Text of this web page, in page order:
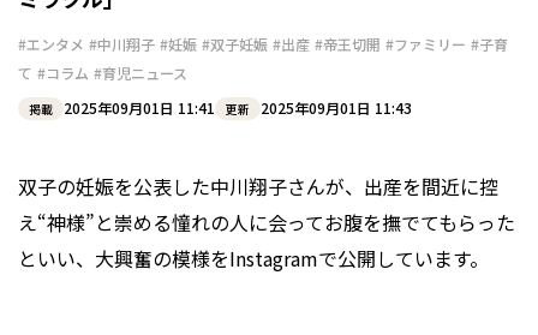
#エンタメ #中川翔子 #妊娠 #双子妊娠 #出産 #帝王切開 #ファミリー #子育
て #コラム #育児ニュース
掲載 2025年09月01日 11:41 更新 2025年09月01日 11:43
双子の妊娠を公表した中川翔子さんが、出産を間近に控
え“神様”と崇める憧れの人に会ってお腹を撫でてもらった
といい、大興奮の模様をInstagramで公開しています。